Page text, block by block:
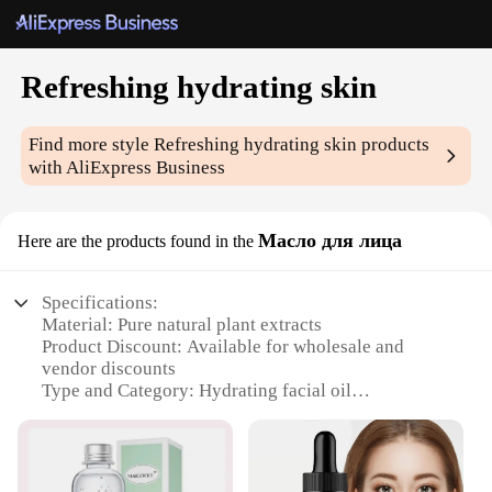
Refreshing hydrating skin
Find more styleRefreshing hydrating skin products
with AliExpress Business
Here are the products found in the Масло для лица
Specifications:
Material: Pure natural plant extracts
Product Discount: Available for wholesale and
vendor discounts
Type and Category: Hydrating facial oil
Usage and Purpose: Refreshes and hydrates the skin
Typical Adaptive Scenario: Ideal for daily use,
especially in dry climates